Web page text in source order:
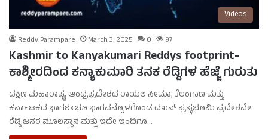
Videos
Reddy Parampare March 3, 2025 0 97
Kashmir to Kanyakumari Reddys footprint-
ಕಾಶ್ಮೀರದಿಂದ ಕನ್ಯಾಕುಮಾರಿ ತನಕ ರೆಡ್ಡಿಗಳ ಹೆಜ್ಜೆ ಗುರುತು
ದಕ್ಷಿಣ ಮಹಾರಾಷ್ಟ್ರ, ಆಂಧ್ರಪ್ರದೇಶದ ರಾಯಲ ಸೀಮಾ, ತೆಲಂಗಾಣ ಮತ್ತು
ಕರ್ನಾಟಕದ ಭಾಗಶಃ ಭೂ ಭಾಗವನ್ನೊಳಗೊಂಡ ದಖನ್ ಪ್ರಸ್ಥಭೂಮಿ ಪ್ರದೇಶವೇ
ರೆಡ್ಡಿ ಜನರ ಮೂಲಸ್ಥಾನ ಮತ್ತು ಇದೇ ಇಂದಿಗೂ…